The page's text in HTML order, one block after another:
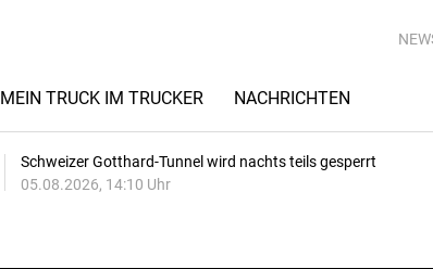
MEIN TRUCK IM TRUCKER NACHRICHTEN
Schweizer Gotthard-Tunnel wird nachts teils gesperrt
05.08.2026, 14:10 Uhr